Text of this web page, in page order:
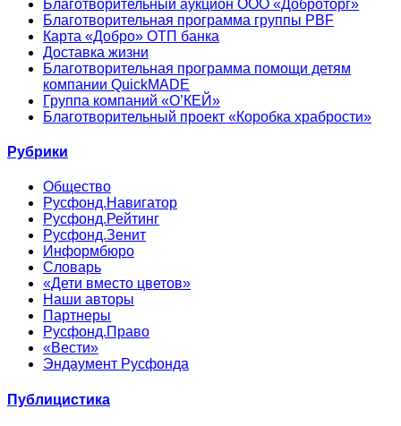
Благотворительный аукцион ООО «Доброторг»
Благотворительная программа группы PBF
Карта «Добро» ОТП банка
Доставка жизни
Благотворительная программа помощи детям
компании QuickMADE
Группа компаний «О’КЕЙ»
Благотворительный проект «Коробка храбрости»
Рубрики
Общество
Русфонд.Навигатор
Русфонд.Рейтинг
Русфонд.Зенит
Информбюро
Словарь
«Дети вместо цветов»
Наши авторы
Партнеры
Русфонд.Право
«Вести»
Эндаумент Русфонда
Публицистика